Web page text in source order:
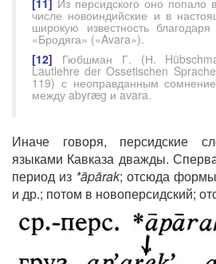
числе новоиндийские и в
широкую известность
«Бродяга» («Avara»).
[12] Гюбшман Г. (Н.
Lautlehre der Ossetischen
119) с неоправданным
между abyræg и avara.
Иначе говоря, персидские
языками Кавказа дважды.
период из *āpārak; отсюда формы
и др.; потом в новоперсидский;